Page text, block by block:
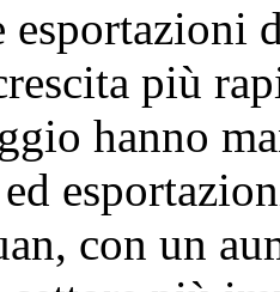
più
hanno
con un